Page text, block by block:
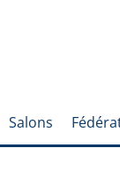
Salons